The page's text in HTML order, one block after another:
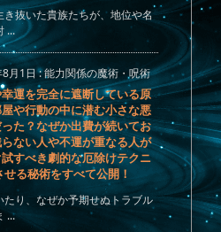
抜いた貴族たちが、地位や名
...
月1日:能力関係の魔術・呪術
運を完全に遮断している原
や行動の中に潜む小さな悪
た？なぜか出費が続いてお
ない人や不運が重なる人が
すべき劇的な厄除けテクニ
る秘術をすべて公開！
り、なぜか予期せぬトラブル
...